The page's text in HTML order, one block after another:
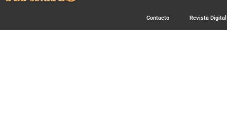
Contacto Revista Digital